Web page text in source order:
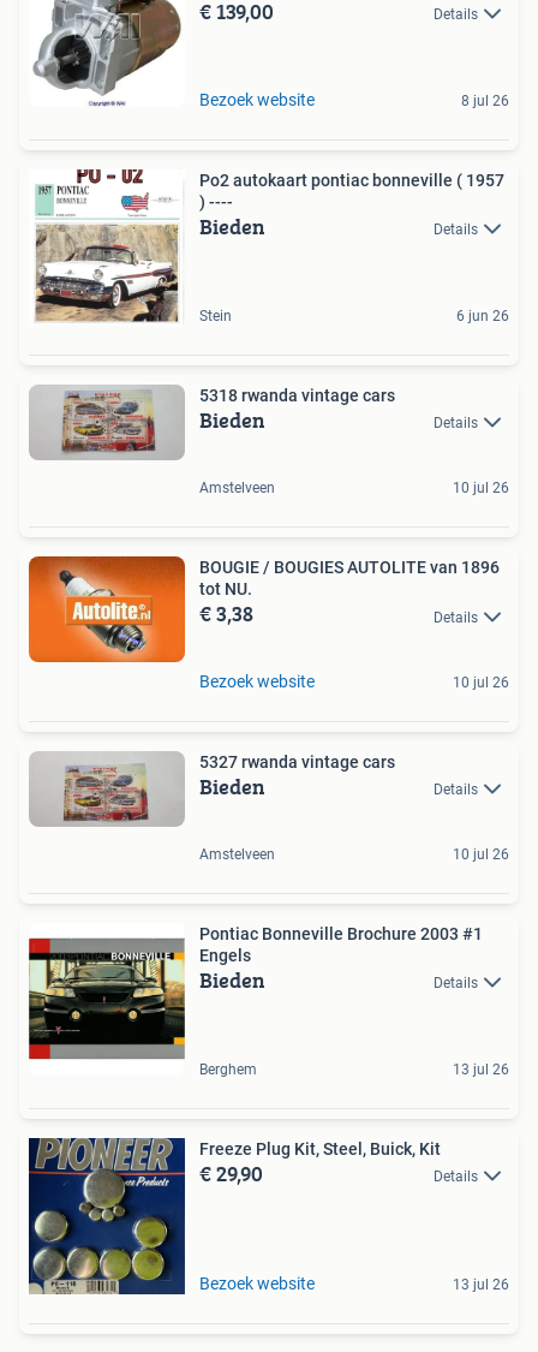
€ 139,00 Details
Bezoek website 8 jul 26
Po2 autokaart pontiac bonneville ( 1957
) ----
Bieden Details
Stein 6 jun 26
5318 rwanda vintage cars
Bieden Details
Amstelveen 10 jul 26
BOUGIE / BOUGIES AUTOLITE van 1896
tot NU.
€ 3,38 Details
Bezoek website 10 jul 26
5327 rwanda vintage cars
Bieden Details
Amstelveen 10 jul 26
Pontiac Bonneville Brochure 2003 #1
Engels
Bieden Details
Berghem 13 jul 26
Freeze Plug Kit, Steel, Buick, Kit
€ 29,90 Details
Bezoek website 13 jul 26